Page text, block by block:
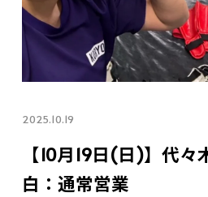
2025.10.19
【10月19日(日)】代
白：通常営業